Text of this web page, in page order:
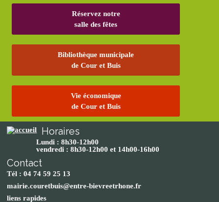
Réservez notre
salle des fêtes
Bibliothèque municipale
de Cour et Buis
Vie économique
de Cour et Buis
Horaires
Lundi : 8h30-12h00
vendredi : 8h30-12h00 et 14h00-16h00
Contact
Tél : 04 74 59 25 13
mairie.couretbuis@entre-bievreetrhone.fr
liens rapides